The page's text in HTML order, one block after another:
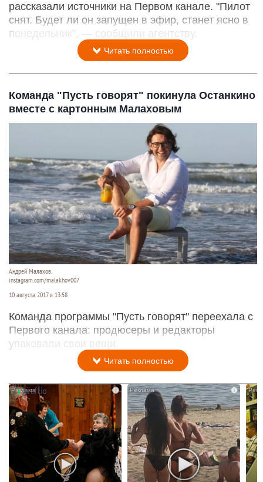
рассказали источники на Первом канале. "Пилот
снят. Будет ли он запущен в эфир, станет ясно в
понедельник", — сообщили агентству.
Читать полностью
Команда "Пусть говорят" покинула Останкино
вместе с картонным Малаховым
Андрей Малахов.
instagram.com/malakhov007
10 августа 2017 в 13:58
Команда программы "Пусть говорят" переехала с
Первого канала: продюсеры и редакторы
упаковали свои вещи.
Читать полностью
i